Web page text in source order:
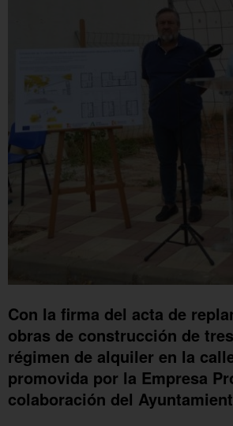
Con la firma del acta de
obras de construcción de
régimen de alquiler en la
promovida por la Empresa
colaboración del